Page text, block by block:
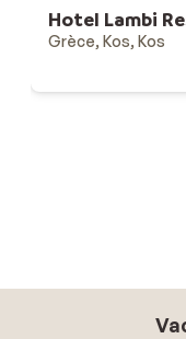
Hotel Lambi
Grèce, Kos, Kos